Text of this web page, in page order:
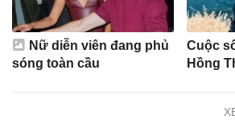
Nữ diễn viên đang phủ
sóng toàn cầu
Cuộc
Hồng